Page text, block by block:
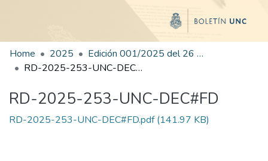
Home 2025
Edición 001/2025 del 26 de mayo de 2025
RD-2025-253-UNC-DEC#FD
RD-2025-253-UNC-DEC#FD
RD-2025-253-UNC-DEC#FD.pdf(141.97 KB)